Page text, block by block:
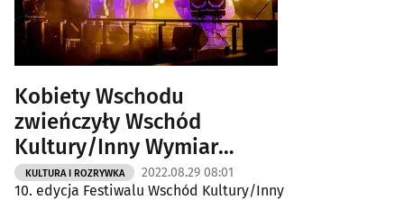
Kobiety Wschodu
zwieńczyły Wschód
Kultury/Inny Wymiar
[ZDJĘCIA]
KULTURA I ROZRYWKA 2022.08.29 08:01
10. edycja Festiwalu Wschód Kultury/Inny